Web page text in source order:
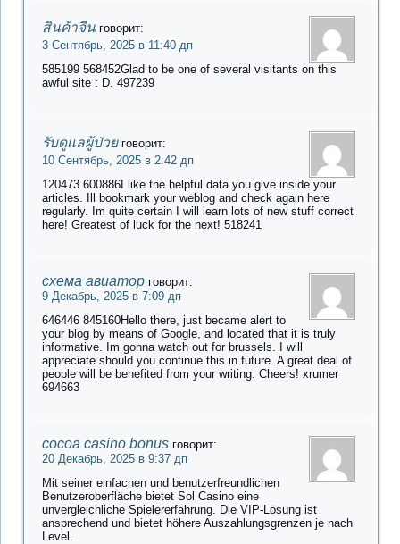
สินค้าจีน говорит:
3 Сентябрь, 2025 в 11:40 дп
585199 568452Glad to be one of several visitants on this
awful site : D. 497239
รับดูแลผู้ป่วย говорит:
10 Сентябрь, 2025 в 2:42 дп
120473 600886I like the helpful data you give inside your
articles. Ill bookmark your weblog and check again here
regularly. Im quite certain I will learn lots of new stuff correct
here! Greatest of luck for the next! 518241
схема авиатор говорит:
9 Декабрь, 2025 в 7:09 дп
646446 845160Hello there, just became alert to
your blog by means of Google, and located that it is truly
informative. Im gonna watch out for brussels. I will
appreciate should you continue this in future. A great deal of
people will be benefited from your writing. Cheers! xrumer
694663
cocoa casino bonus говорит:
20 Декабрь, 2025 в 9:37 дп
Mit seiner einfachen und benutzerfreundlichen
Benutzeroberfläche bietet Sol Casino eine
unvergleichliche Spielererfahrung. Die VIP-Lösung ist
ansprechend und bietet höhere Auszahlungsgrenzen je nach
Level.